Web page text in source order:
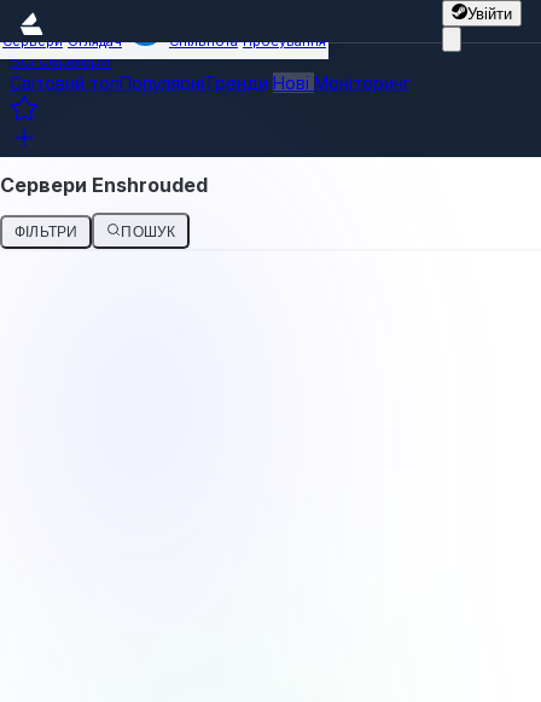
Увійти
Сервери Оглядач Спільнота Просування
Всі сервери
Світовий топПопулярніТренди Нові Моніторинг
Сервери Enshrouded
ФІЛЬТРИ ПОШУК